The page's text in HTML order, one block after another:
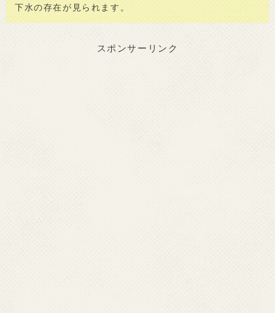
下水の存在が見られます。
スポンサーリンク